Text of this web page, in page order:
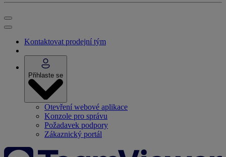
Kontaktovat prodejní tým
Přihlaste se
Otevření webové aplikace
Konzole pro správu
Požadavek podpory
Zákaznický portál